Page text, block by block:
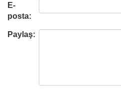
E-
posta:
Paylaş: